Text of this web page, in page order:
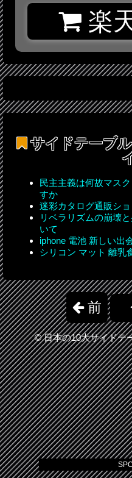
楽
サイドテーブ
民主主義は何故マス
すか
迷彩カタログ通販シ
リベラリズムの崩壊
いて
iphone 電池 新しい出
シリコン マット 離乳
前
©日本の10大サイドテ